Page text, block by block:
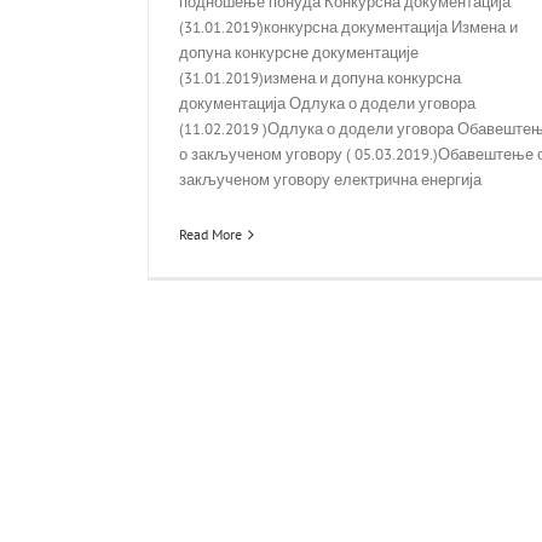
(31.01.2019)конкурсна документација Измена и
допуна конкурсне документације
(31.01.2019)измена и допуна конкурсна
документација Одлука о додели уговора
(11.02.2019 )Одлука о додели уговора
о закљученом уговору ( 05.03.2019.)Обавештење
закљученом уговору електрична енергија
Read More